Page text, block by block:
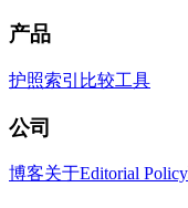
产品
护照索引 比较工具
公司
博客关于Editorial Policy